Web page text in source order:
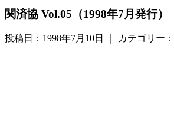
関済協 Vol.05（1998年7月発行）
投稿日：1998年7月10日 ｜ カテゴリー：